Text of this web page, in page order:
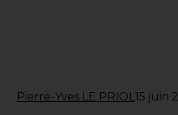
Pierre-Yves LE PRIOL15 juin